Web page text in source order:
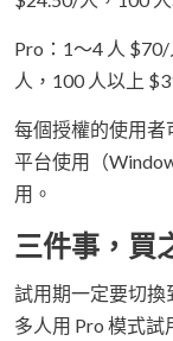
Pro：1～4 人
人，100 人以上
每個授權的使用者
平台使用（
用。
三件事，買
試用期一定要切換
多人用 Pro 模式